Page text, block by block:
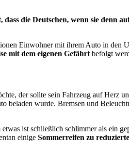
die Deutschen, wenn sie denn
Einwohner mit ihrem Auto in den
mit dem eigenen Gefährtbefolgt
der sollte sein Fahrzeug auf Herz
beladen wurde. Bremsen und
ist schließlich schlimmer als ein
einige Sommerreifen zu